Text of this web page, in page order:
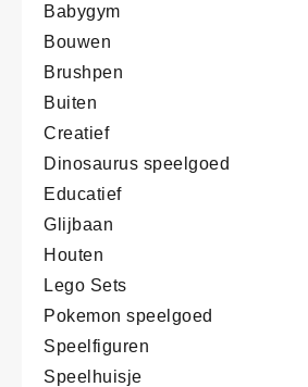
Babygym
Bouwen
Brushpen
Buiten
Creatief
Dinosaurus speelgoed
Educatief
Glijbaan
Houten
Lego Sets
Pokemon speelgoed
Speelfiguren
Speelhuisje